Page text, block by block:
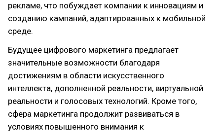
рекламе, что побуждает компании к инновациям и
созданию кампаний, адаптированных к мобильной
среде.
Будущее цифрового маркетинга предлагает
значительные возможности благодаря
достижениям в области искусственного
интеллекта, дополненной реальности, виртуальной
реальности и голосовых технологий. Кроме того,
сфера маркетинга продолжит развиваться в
условиях повышенного внимания к